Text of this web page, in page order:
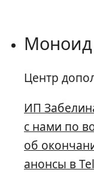
Моноид
Центр
ИП
с нами по
об
анонсы в